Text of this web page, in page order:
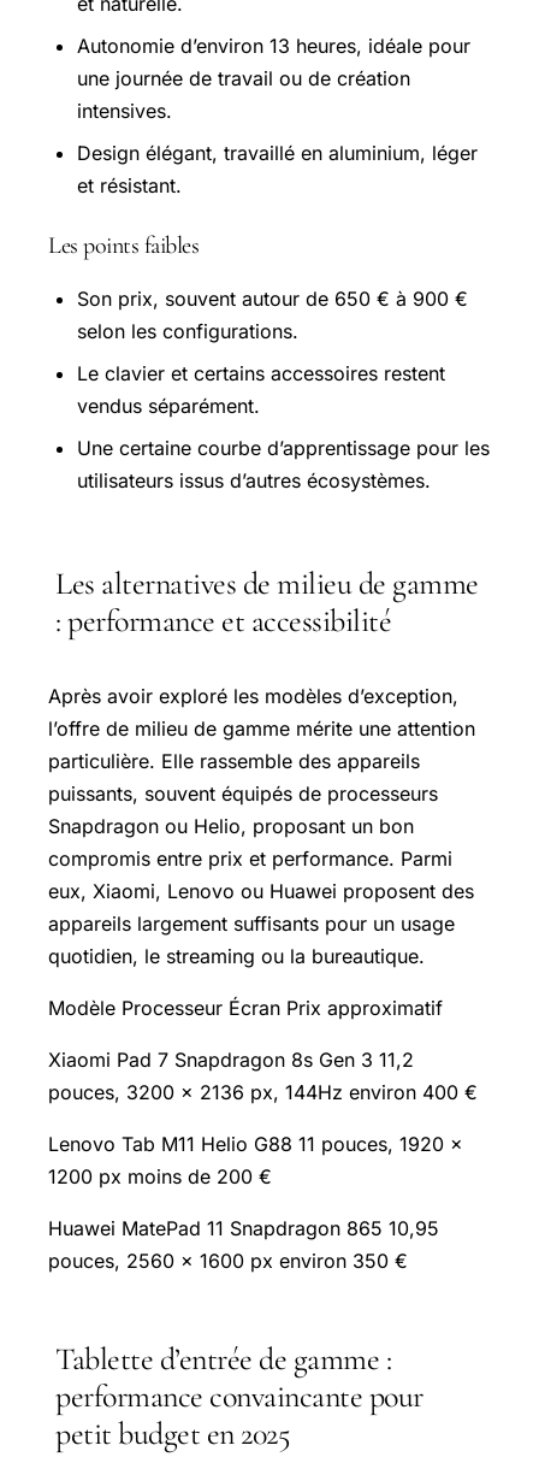
Autonomie d’environ 13 heures, idéale pour
une journée de travail ou de création
intensives.
Design élégant, travaillé en aluminium, léger
et résistant.
Les points faibles
Son prix, souvent autour de 650 € à 900 €
selon les configurations.
Le clavier et certains accessoires restent
vendus séparément.
Une certaine courbe d’apprentissage pour les
utilisateurs issus d’autres écosystèmes.
Les alternatives de milieu de gamme
: performance et accessibilité
Après avoir exploré les modèles d’exception,
l’offre de milieu de gamme mérite une attention
particulière. Elle rassemble des appareils
puissants, souvent équipés de processeurs
Snapdragon ou Helio, proposant un bon
compromis entre prix et performance. Parmi
eux, Xiaomi, Lenovo ou Huawei proposent des
appareils largement suffisants pour un usage
quotidien, le streaming ou la bureautique.
Modèle Processeur Écran Prix approximatif
Xiaomi Pad 7 Snapdragon 8s Gen 3 11,2
pouces, 3200 x 2136 px, 144Hz environ 400 €
Lenovo Tab M11 Helio G88 11 pouces, 1920 x
1200 px moins de 200 €
Huawei MatePad 11 Snapdragon 865 10,95
pouces, 2560 x 1600 px environ 350 €
Tablette d’entrée de gamme :
performance convaincante pour
petit budget en 2025